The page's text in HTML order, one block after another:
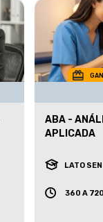
ABA -
APLICADA
LATO
360 A